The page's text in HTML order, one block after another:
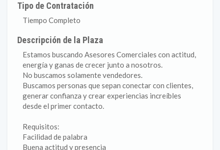
Tipo de Contratación
Tiempo Completo
Descripción de la Plaza
Estamos buscando Asesores Comerciales con actitud,
energía y ganas de crecer junto a nosotros.
No buscamos solamente vendedores.
Buscamos personas que sepan conectar con clientes,
generar confianza y crear experiencias increíbles
desde el primer contacto.
Requisitos:
Facilidad de palabra
Buena actitud y presencia